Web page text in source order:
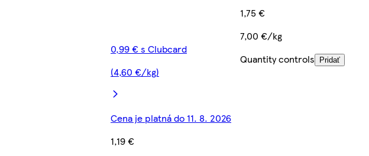
0,99 € s Clubcard
(4,60 €/kg)
Cena je platná do 11. 8. 2026
1,19 €
1,75 €
7,00 €/kg
Quantity controls
Pridať